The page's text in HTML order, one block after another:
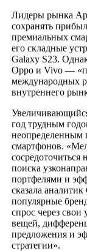
Лидеры рынка
сохранять
премиальных
его складные
Galaxy S23.
Oppo и Vivo —
международных
внутреннего
год трудным
неопределенным
смартфонов.
сосредоточиться
поиска
портфелями и
сказала
популярные
спрос через свои
вещей,
предложения и
стратегии».